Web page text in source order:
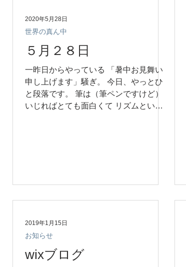
2020年5月28日
世界の真ん中
５月２８日
一昨日からやっている 「暑中お見舞い
申し上げます」騒ぎ。 今日、やっとひ
と段落です。 筆は（筆ペンですけど）
いじればとても面白くて リズムという
2019年1月15日
お知らせ
wixブログ